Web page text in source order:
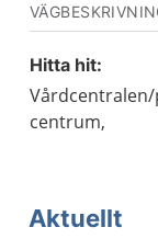
Hitta hit:
centrum,
Aktuellt